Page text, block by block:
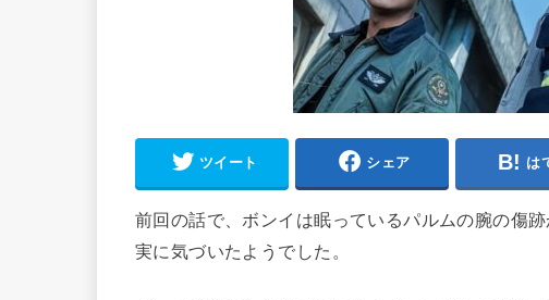
ツイート シェア は
前回の話で、ボンイは眠っているパルムの腕の傷
実に気づいたようでした。